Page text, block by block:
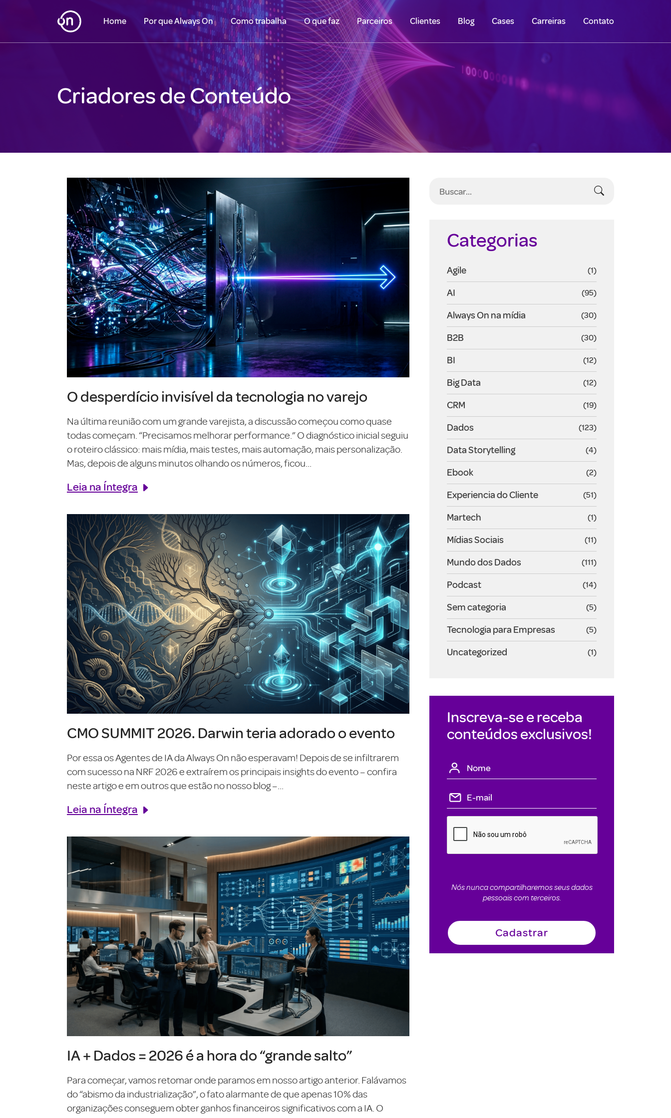
Home Por que Always On Como trabalha O que faz Parceiros Clientes Blog Cases Carreiras Contato
Criadores de Conteúdo
O desperdício invisível da tecnologia no varejo
Na última reunião com um grande varejista, a discussão começou como quase
todas começam. “Precisamos melhorar performance.” O diagnóstico inicial seguiu
o roteiro clássico: mais mídia, mais testes, mais automação, mais personalização.
Mas, depois de alguns minutos olhando os números, ficou...
Leia na Íntegra
CMO SUMMIT 2026. Darwin teria adorado o evento
Por essa os Agentes de IA da Always On não esperavam! Depois de se infiltrarem
com sucesso na NRF 2026 e extraírem os principais insights do evento – confira
neste artigo e em outros que estão no nosso blog –...
Leia na Íntegra
IA + Dados = 2026 é a hora do “grande salto”
Para começar, vamos retomar onde paramos em nosso artigo anterior. Falávamos
do “abismo da industrialização”, o fato alarmante de que apenas 10% das
organizações conseguem obter ganhos financeiros significativos com a IA. O
Categorias
Agile (1)
AI (95)
Always On na mídia (30)
B2B (30)
BI (12)
Big Data (12)
CRM (19)
Dados (123)
Data Storytelling (4)
Ebook (2)
Experiencia do Cliente (51)
Martech (1)
Mídias Sociais (11)
Mundo dos Dados (111)
Podcast (14)
Sem categoria (5)
Tecnologia para Empresas (5)
Uncategorized (1)
Inscreva-se e receba
conteúdos exclusivos!
Nós nunca compartilharemos seus dados
pessoais com terceiros.